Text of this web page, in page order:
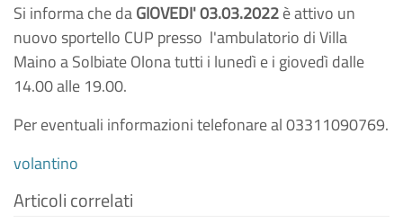
Si informa che daGIOVEDI' 03.03.2022è attivo un
nuovo sportello CUP presso l'ambulatorio di Villa
Maino a Solbiate Olona tutti i lunedì e i giovedì dalle
14.00 alle 19.00.
Per eventuali informazioni telefonare al 03311090769.
volantino
Articoli correlati